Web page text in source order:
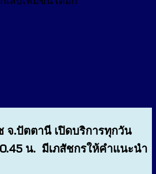
จ.ปัตตานี เปิดบริการทุกวัน
น. มีเภสัชกรให้คำแนะนำ